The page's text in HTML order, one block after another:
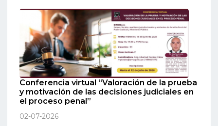
Conferencia virtual “Valoración de la prueba
y motivación de las decisiones judiciales en
el proceso penal”
02-07-2026